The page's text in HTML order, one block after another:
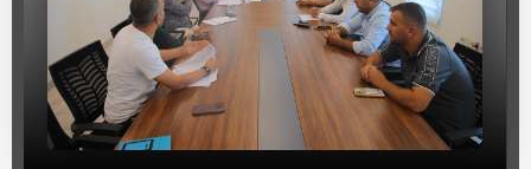
Borç Bilgileri
Tahakkuk Bilgileri
Tahsilat Bilgileri